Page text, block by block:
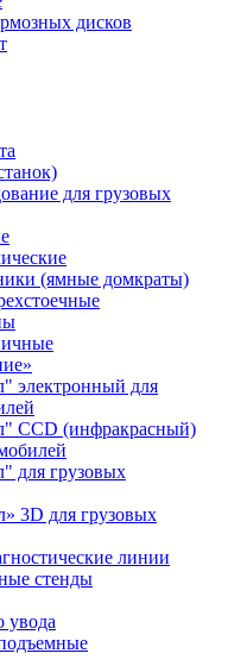
дисков
для грузовых
(ямные домкраты)
электронный для
CCD (инфракрасный)
для грузовых
3D для грузовых
линии
стенды
увода